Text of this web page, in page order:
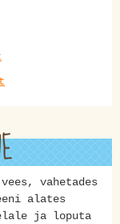
vahetades
alates
ja loputa